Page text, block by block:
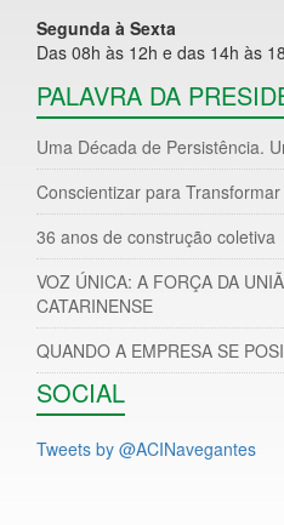
Segunda à Sexta
Das 08h às 12h e das 14h às
PALAVRA DA
Uma Década de Persistência.
Conscientizar para Transformar
36 anos de construção coletiva
VOZ ÚNICA: A FORÇA DA
CATARINENSE
QUANDO A EMPRESA SE
SOCIAL
Tweets by @ACINavegantes